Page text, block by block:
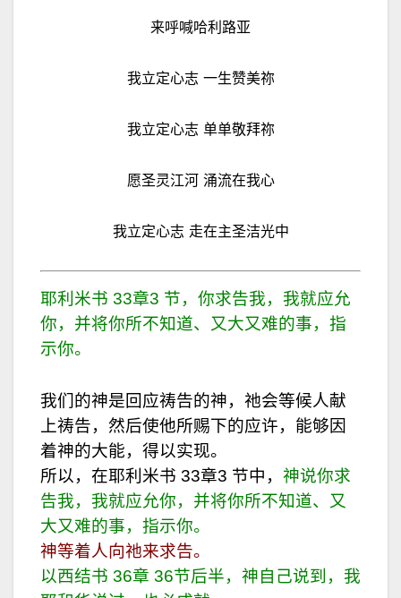
来呼喊哈利路亚
我立定心志 一生赞美祢
我立定心志 单单敬拜祢
愿圣灵江河 涌流在我心
我立定心志 走在主圣洁光中
耶利米书 33章3 节，你求告我，我就应允
你，并将你所不知道、又大又难的事，指
示你。
我们的神是回应祷告的神，祂会等候人献
上祷告，然后使他所赐下的应许，能够因
着神的大能，得以实现。
所以，在耶利米书 33章3 节中， 神说你求
告我，我就应允你，并将你所不知道、又
大又难的事，指示你。
神等着人向祂来求告。
以西结书 36章 36节后半，神自己说到，我